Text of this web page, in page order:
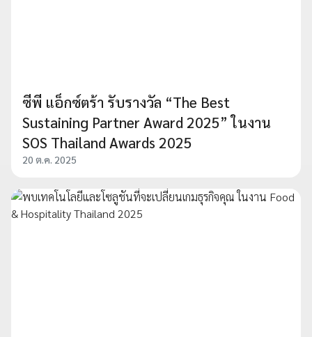
ซีพี แอ็กซ์ตร้า รับรางวัล “The Best
Sustaining Partner Award 2025” ในงาน
SOS Thailand Awards 2025
20 ต.ค. 2025